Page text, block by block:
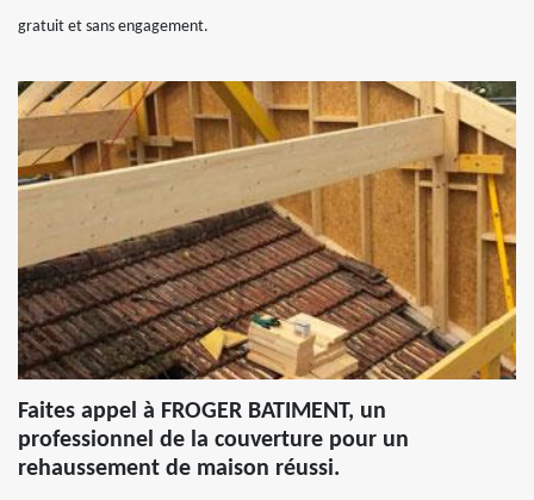
gratuit et sans engagement.
Faites appel à FROGER BATIMENT, un
professionnel de la couverture pour un
rehaussement de maison réussi.